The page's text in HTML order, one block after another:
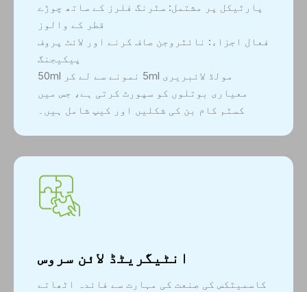
پارٹیکل پر مشتمل: سٹرنگ فلرز کے ساتھ چوڑے
قطر کے والوز
فعال اجزاء: نائٹروجن صاف کرنے اور لائٹ پروف
پیکیجنگ
مولڈ لائبریری 5ml نمونے سے لے کر 50ml
معیاری بوتلوں کو سپورٹ کرتی ہے، جس میں
کسٹم کام بن کی شکلیں اور کیپ شامل ہیں۔
انٹیگریٹڈ لائن سروس
کاسمیٹکس کی صنعت کی مہارت سے فائدہ اٹھاتے